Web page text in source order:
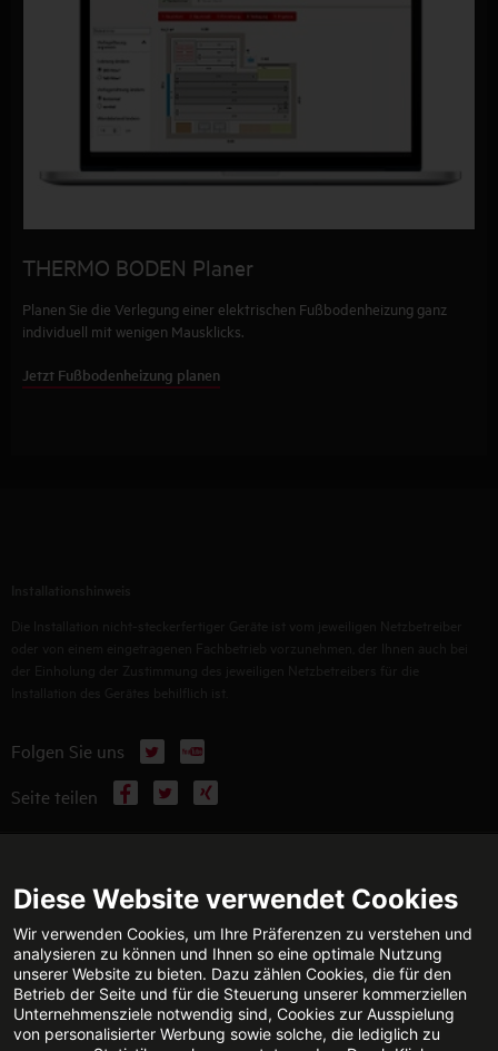
THERMO BODEN Planer
Planen Sie die Verlegung einer elektrischen Fußbodenheizung ganz
individuell mit wenigen Mausklicks.
Jetzt Fußbodenheizung planen
Folgen Sie uns X
YouTube
Seite teilen
Facebook
X Xing
TECHNISCHE BERATUNG
Jetzt anrufen
KONTAKT
E-Mail senden
Diese Website verwendet Cookies
Wir verwenden Cookies, um Ihre Präferenzen zu verstehen und
analysieren zu können und Ihnen so eine optimale Nutzung
unserer Website zu bieten. Dazu zählen Cookies, die für den
Betrieb der Seite und für die Steuerung unserer kommerziellen
Unternehmensziele notwendig sind, Cookies zur Ausspielung
von personalisierter Werbung sowie solche, die lediglich zu